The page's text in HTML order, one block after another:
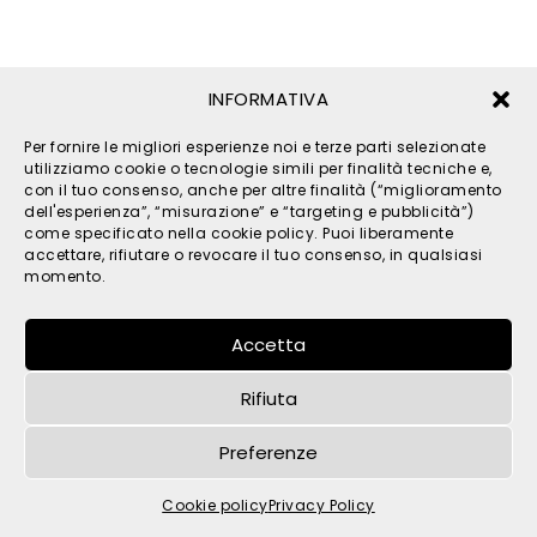
INFORMATIVA
Per fornire le migliori esperienze noi e terze parti selezionate
utilizziamo cookie o tecnologie simili per finalità tecniche e,
con il tuo consenso, anche per altre finalità (“miglioramento
dell'esperienza”, “misurazione” e “targeting e pubblicità”)
come specificato nella cookie policy. Puoi liberamente
accettare, rifiutare o revocare il tuo consenso, in qualsiasi
momento.
Accetta
Rifiuta
Preferenze
Cookie policyPrivacy Policy
© 2026 TPM s.r.l. - All Rights Reserved - C.F. e P. IVA
IT05121480262 -privacy - cookies- by